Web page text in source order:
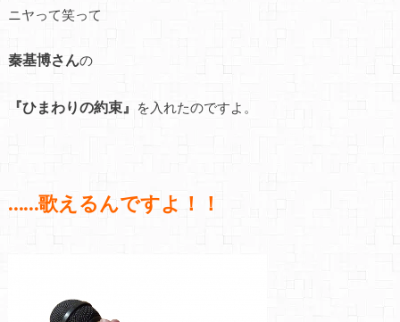
ニヤって笑って
秦基博さんの
『ひまわりの約束』 を入れたのですよ。
……歌えるんですよ！！